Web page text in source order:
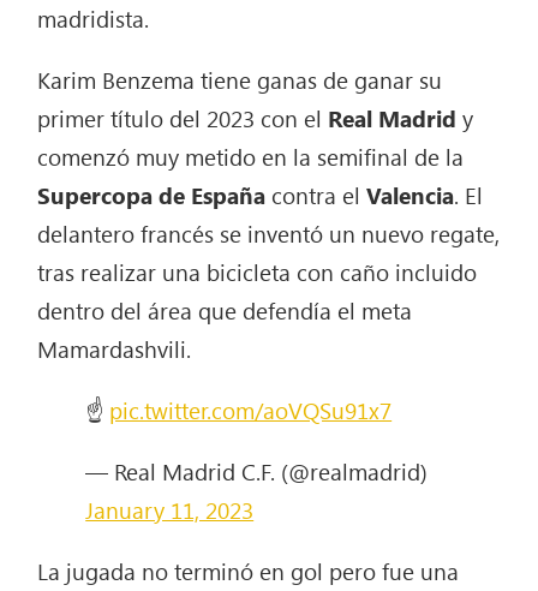
madridista.
Karim Benzema tiene ganas de ganar su
primer título del 2023 con el Real Madrid y
comenzó muy metido en la semifinal de la
Supercopa de España contra elValencia. El
delantero francés se inventó un nuevo regate,
tras realizar una bicicleta con caño incluido
dentro del área que defendía el meta
Mamardashvili.
☝️ pic.twitter.com/aoVQSu91x7
— Real Madrid C.F. (@realmadrid)
January 11, 2023
La jugada no terminó en gol pero fue una